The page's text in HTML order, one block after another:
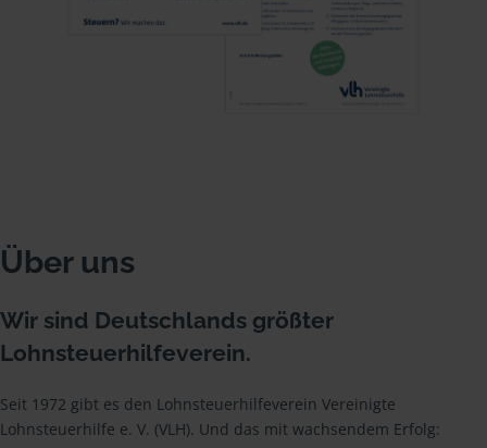
Über uns
Wir sind Deutschlands größter
Lohnsteuerhilfeverein.
Seit 1972 gibt es den Lohnsteuerhilfeverein Vereinigte
Lohnsteuerhilfe e. V. (VLH). Und das mit wachsendem Erfolg: